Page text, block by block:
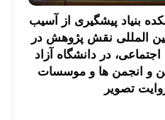
بنیاد پیشگیری از آسیب
المللی نقش پژوهش در
در دانشگاه آزاد
و انجمن ها و موسسات
تصویر